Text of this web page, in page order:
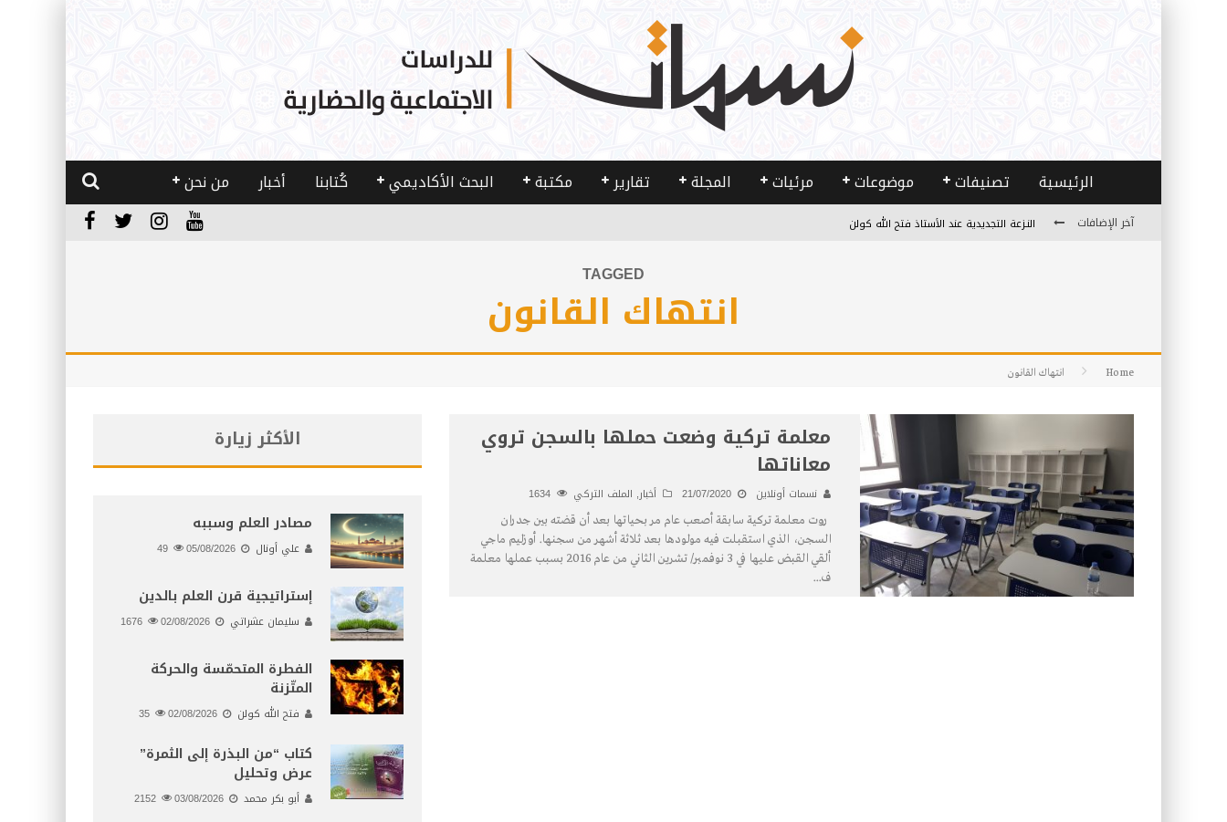
الرئيسية تصنيفات موضوعات مرئيات المجلة تقارير مكتبة البحث الأكاديمي كُتابنا أخبار من نحن
آخر الإضافات
النـزعة التجديدية عند الأستاذ فتح الله كولن
TAGGED
انتهاك القانون
Home انتهاك القانون
معلمة تركية وضعت حملها بالسجن تروي
معاناتها
نسمات أونلاين 21/07/2020 أخبار, الملف التركي 1634
روت معلمة تركية سابقة أصعب عام مر بحياتها بعد أن قضته بين جدران
السجن، الذي استقبلت فيه مولودها بعد ثلاثة أشهر من سجنها. أوزليم ماجي
ألقي القبض عليها في 3 نوفمبر/ تشرين الثاني من عام 2016 بسبب عملها معلمة
ف...
الأكثر زيارة
مصادر العلم وسببه
علي أونال 05/08/2026
إستراتيجية قرن العلم بالدين
سليمان عشراتي 02/08/2026
الفطرة المتحمّسة والحركة
المتّزنة
فتح الله كولن 02/08/2026
كتاب “من البذرة إلى الثمرة”
عرض وتحليل
أبو بكر محمد 03/08/2026